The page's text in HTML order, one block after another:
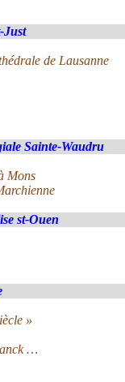
Just
de Lausanne
Sainte-Waudru
Mons
st-Ouen
»
…